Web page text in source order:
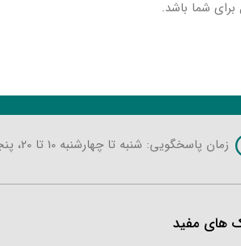
زمان پاسخگویی: شنبه تا چهارشنبه 10 تا 20، پنجشنبه 10 تا 16
های مفید